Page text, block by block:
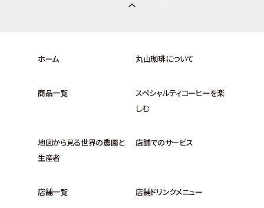
ホーム 丸山珈琲について
商品一覧
スペシャルティコーヒーを楽
しむ
地図から見る世界の農園と
生産者
店舗でのサービス
店舗一覧 店舗ドリンクメニュー